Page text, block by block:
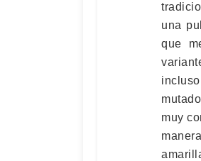
una
que
muy